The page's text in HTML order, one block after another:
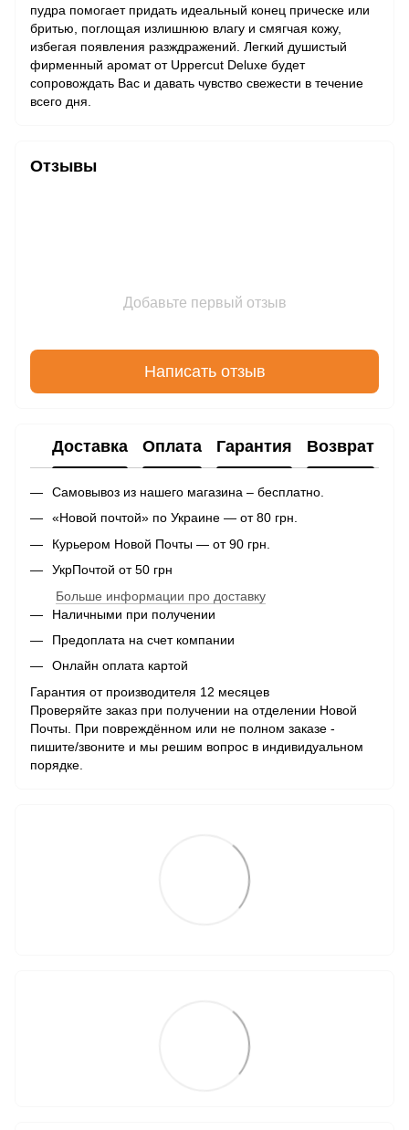
пудра помогает придать идеальный конец прическе или
бритью, поглощая излишнюю влагу и смягчая кожу,
избегая появления разждражений. Легкий душистый
фирменный аромат от Uppercut Deluxe будет
сопровождать Вас и давать чувство свежести в течение
всего дня.
Отзывы
Добавьте первый отзыв
Написать отзыв
Доставка Оплата Гарантия Возврат
Самовывоз из нашего магазина – бесплатно.
«Новой почтой» по Украине — от 80 грн.
Курьером Новой Почты — от 90 грн.
УкрПочтой от 50 грн
Больше информации про доставку
Наличными при получении
Предоплата на счет компании
Онлайн оплата картой
Гарантия от производителя 12 месяцев
Проверяйте заказ при получении на отделении Новой
Почты. При повреждённом или не полном заказе -
пишите/звоните и мы решим вопрос в индивидуальном
порядке.